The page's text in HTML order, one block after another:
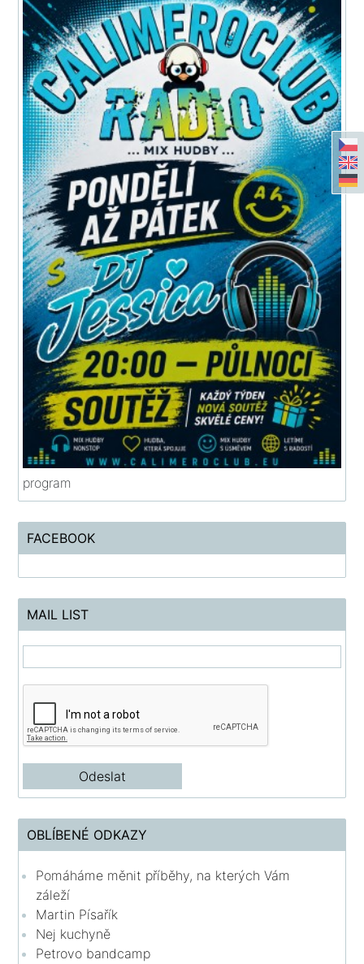
program
FACEBOOK
MAIL LIST
OBLÍBENÉ ODKAZY
Pomáháme měnit příběhy, na kterých Vám
záleží
Martin Písařík
Nej kuchyně
Petrovo bandcamp